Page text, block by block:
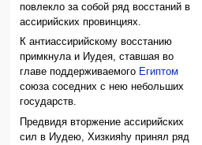
повлекло за собой ряд восстаний в
ассирийских провинциях.
К антиассирийскому восстанию
примкнула и Иудея, ставшая во
главе поддерживаемого Египтом
союза соседних с нею небольших
государств.
Предвидя вторжение ассирийских
сил в Иудею, Хизкияhу принял ряд